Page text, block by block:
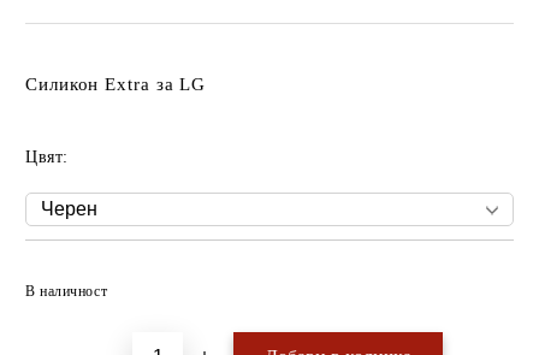
Силикон Extra за LG
Цвят:
В наличност